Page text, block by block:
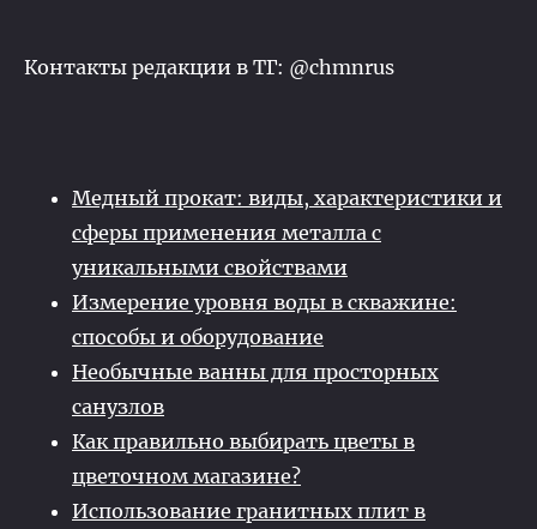
Контакты редакции в ТГ: @chmnrus
Медный прокат: виды, характеристики и
сферы применения металла с
уникальными свойствами
Измерение уровня воды в скважине:
способы и оборудование
Необычные ванны для просторных
санузлов
Как правильно выбирать цветы в
цветочном магазине?
Использование гранитных плит в